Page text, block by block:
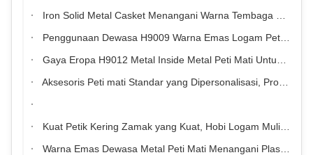
Iron Solid Metal Casket Menangani Warna Tembaga Big Size Funeral Coffin Fittings H9016
Penggunaan Dewasa H9009 Warna Emas Logam Peti Mati Menangani Plastik Di Luar Gaya Eropa
Gaya Eropa H9012 Metal Inside Metal Peti Mati Untuk Warna Emas Dewasa
Aksesoris Peti mati Standar yang Dipersonalisasi, Produk Pemakaman Dekoratif Coffin
Kuat Petik Kering Zamak yang Kuat, Hobi Logam Mulia Logam Emas H9025
Warna Emas Dewasa Metal Peti Mati Menangani Plastik Di Luar Gaya Eropa H9013